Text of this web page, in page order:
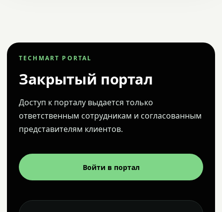
TECHMART PORTAL
Закрытый портал
Доступ к порталу выдается только
ответственным сотрудникам и согласованным
представителям клиентов.
Войти в портал